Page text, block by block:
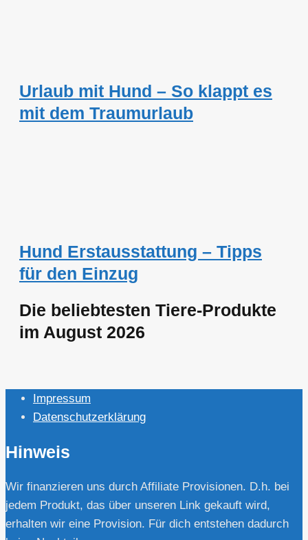
Urlaub mit Hund – So klappt es
mit dem Traumurlaub
Hund Erstausstattung – Tipps
für den Einzug
Die beliebtesten Tiere-Produkte
im August 2026
Impressum
Datenschutzerklärung
Hinweis
Wir finanzieren uns durch Affiliate Provisionen. D.h. bei
jedem Produkt, das über unseren Link gekauft wird,
erhalten wir eine Provision. Für dich entstehen dadurch